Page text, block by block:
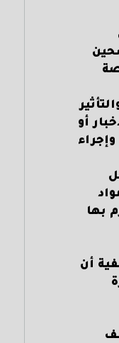
أو
بها
أن